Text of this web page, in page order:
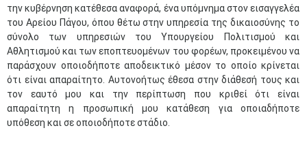
την κυβέρνηση κατέθεσα αναφορά, ένα υπόμνημα στον εισαγγελέα
του Αρείου Πάγου, όπου θέτω στην υπηρεσία της δικαιοσύνης το
σύνολο των υπηρεσιών του Υπουργείου Πολιτισμού και
Αθλητισμού και των εποπτευομένων του φορέων, προκειμένου να
παράσχουν οποιοδήποτε αποδεικτικό μέσον το οποίο κρίνεται
ότι είναι απαραίτητο. Αυτονοήτως έθεσα στην διάθεσή τους και
τον εαυτό μου και την περίπτωση που κριθεί ότι είναι
απαραίτητη η προσωπική μου κατάθεση για οποιαδήποτε
υπόθεση και σε οποιοδήποτε στάδιο.